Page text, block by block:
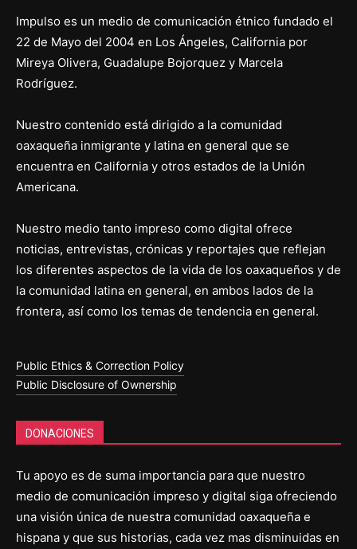
Impulso es un medio de comunicación étnico fundado el
22 de Mayo del 2004 en Los Ángeles, California por
Mireya Olivera, Guadalupe Bojorquez y Marcela
Rodríguez.
Nuestro contenido está dirigido a la comunidad
oaxaqueña inmigrante y latina en general que se
encuentra en California y otros estados de la Unión
Americana.
Nuestro medio tanto impreso como digital ofrece
noticias, entrevistas, crónicas y reportajes que reflejan
los diferentes aspectos de la vida de los oaxaqueños y de
la comunidad latina en general, en ambos lados de la
frontera, así como los temas de tendencia en general.
Public Ethics & Correction Policy
Public Disclosure of Ownership
DONACIONES
Tu apoyo es de suma importancia para que nuestro
medio de comunicación impreso y digital siga ofreciendo
una visión única de nuestra comunidad oaxaqueña e
hispana y que sus historias, cada vez mas disminuidas en